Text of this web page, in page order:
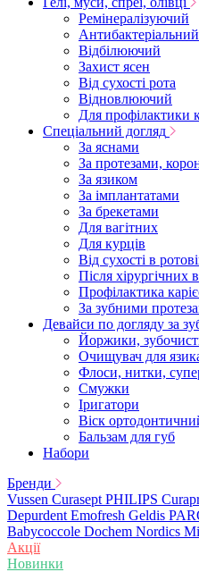
Ремінералізуючий
Антибактеріальний
Відбілюючий
Захист ясен
Від сухості рота
Відновлюючий
Для профілактики
Спеціальний догляд
За яснами
За протезами,
За язиком
За імплантатами
За брекетами
Для вагітних
Для курців
Від сухості в
Після хірургічних
Профілактика
За зубними
Девайси по догляду за
Йоржики,
Очищувач для
Флоси, нитки,
Смужки
Іригатори
Віск
Бальзам для губ
Набори
Бренди
Vussen Curasept PHILIPS
Depurdent Emofresh Geldis
Babycoccole Dochem Nordics
Акції
Новинки